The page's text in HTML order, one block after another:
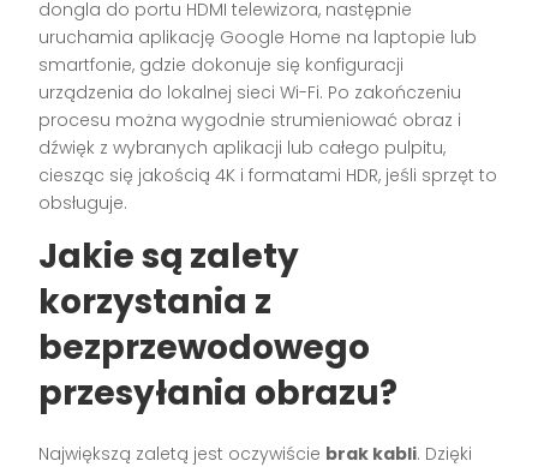
dongla do portu HDMI telewizora, następnie
uruchamia aplikację Google Home na laptopie lub
smartfonie, gdzie dokonuje się konfiguracji
urządzenia do lokalnej sieci Wi-Fi. Po zakończeniu
procesu można wygodnie strumieniować obraz i
dźwięk z wybranych aplikacji lub całego pulpitu,
ciesząc się jakością 4K i formatami HDR, jeśli sprzęt to
obsługuje.
Jakie są zalety
korzystania z
bezprzewodowego
przesyłania obrazu?
Największą zaletą jest oczywiście brak kabli. Dzięki